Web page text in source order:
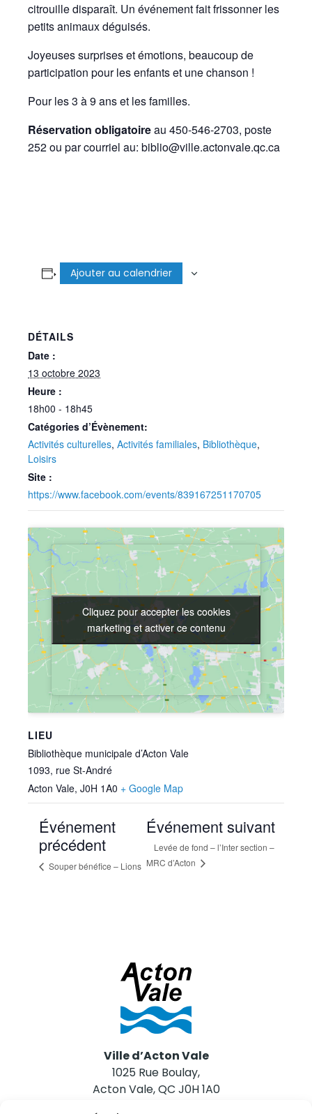
citrouille disparaît. Un événement fait frissonner les
petits animaux déguisés.
Joyeuses surprises et émotions, beaucoup de
participation pour les enfants et une chanson !
Pour les 3 à 9 ans et les familles.
Réservation obligatoireau 450-546-2703, poste
252 ou par courriel au: biblio@ville.actonvale.qc.ca
Ajouter au calendrier
DÉTAILS
Date :
13 octobre 2023
Heure :
18h00 - 18h45
Catégories d’Évènement:
Activités culturelles, Activités familiales, Bibliothèque,
Loisirs
Site :
https://www.facebook.com/events/839167251170705
LIEU
Bibliothèque municipale d’Acton Vale
1093, rue St-André
Acton Vale, J0H 1A0 + Google Map
Cliquez pour accepter les cookies
marketing et activer ce contenu
Cliquez pour accepter les cookies
marketing et activer ce contenu
Événement
précédent
Souper bénéfice – Lions
Événement suivant
Levée de fond – l’Inter section –
MRC d’Acton
Ville d’Acton Vale
1025 Rue Boulay,
Acton Vale, QC J0H 1A0